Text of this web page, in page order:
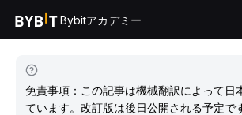
Bybitアカデミー
免責事項：この記事は機械翻訳によって日
ています。改訂版は後日公開される予定で